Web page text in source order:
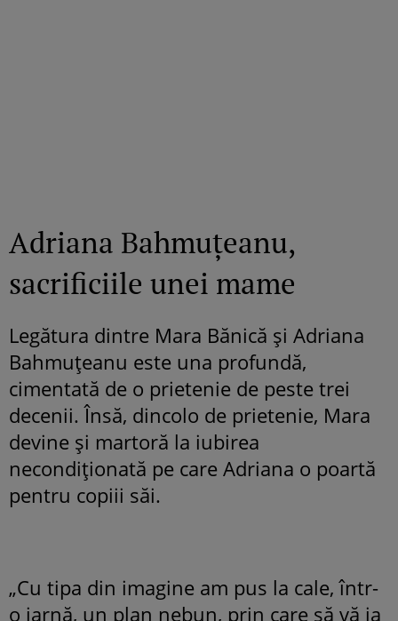
Adriana Bahmuțeanu,
sacrificiile unei mame
Legătura dintre Mara Bănică și Adriana
Bahmuțeanu este una profundă,
cimentată de o prietenie de peste trei
decenii. Însă, dincolo de prietenie, Mara
devine și martoră la iubirea
necondiționată pe care Adriana o poartă
pentru copiii săi.
„Cu tipa din imagine am pus la cale, într-
o iarnă, un plan nebun, prin care să vă ia